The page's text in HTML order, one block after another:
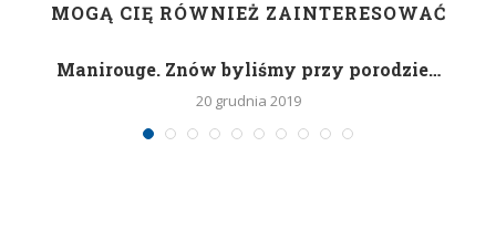
MOGĄ CIĘ RÓWNIEŻ ZAINTERESOWAĆ
Manirouge. Znów byliśmy przy porodzie…
20 grudnia 2019